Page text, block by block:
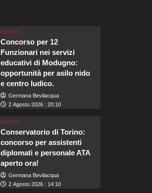
Lavoro
Concorso per 12
Funzionari nei servizi
educativi di Modugno:
opportunità per asilo nido
e centro ludico.
Germana Bevilacqua
2 Agosto 2026 : 20:10
Lavoro
Conservatorio di Torino:
concorso per assistenti
diplomati e personale ATA
aperto ora!
Germana Bevilacqua
2 Agosto 2026 : 14:10